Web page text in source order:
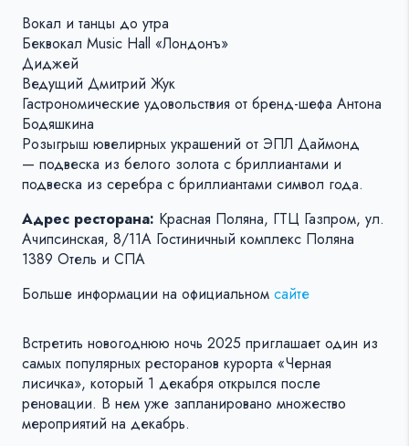
Вокал и танцы до утра
Беквокал Music Hall «Лондонъ»
Диджей
Ведущий Дмитрий Жук
Гастрономические удовольствия от бренд-шефа Антона
Бодяшкина
Розыгрыш ювелирных украшений от ЭПЛ Даймонд
— подвеска из белого золота с бриллиантами и
подвеска из серебра с бриллиантами символ года.
Адрес ресторана: Красная Поляна, ГТЦ Газпром, ул.
Ачипсинская, 8/11А Гостиничный комплекс Поляна
1389 Отель и СПА
Больше информации на официальном сайте
Встретить новогоднюю ночь 2025 приглашает один из
самых популярных ресторанов курорта «Черная
лисичка», который 1 декабря открылся после
реновации. В нем уже запланировано множество
мероприятий на декабрь.